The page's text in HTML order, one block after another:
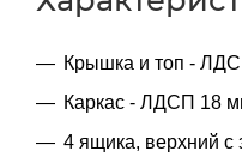
Крышка и топ -
Каркас - ЛДСП 18
4 ящика, верхний с